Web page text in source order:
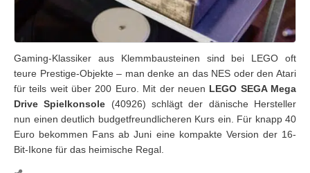
Gaming-Klassiker aus Klemmbausteinen sind bei LEGO oft
teure Prestige-Objekte – man denke an das NES oder den Atari
für teils weit über 200 Euro. Mit der neuen LEGO SEGA Mega
Drive Spielkonsole (40926) schlägt der dänische Hersteller
nun einen deutlich budgetfreundlicheren Kurs ein. Für knapp 40
Euro bekommen Fans ab Juni eine kompakte Version der 16-
Bit-Ikone für das heimische Regal.